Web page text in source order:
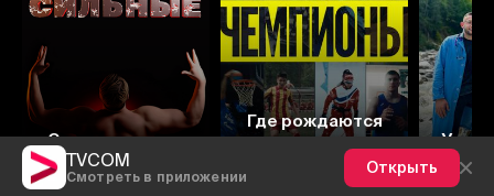
TVCOM
Смотреть в приложении
Открыть
Самые сильные
Где рождаются
чемпионы